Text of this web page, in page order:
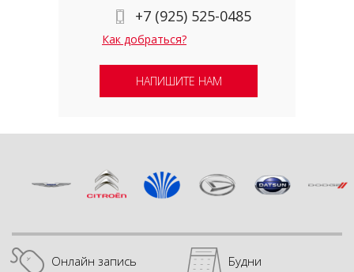
+7 (925) 525-0485
Как добраться?
НАПИШИТЕ НАМ
Онлайн запись Будни